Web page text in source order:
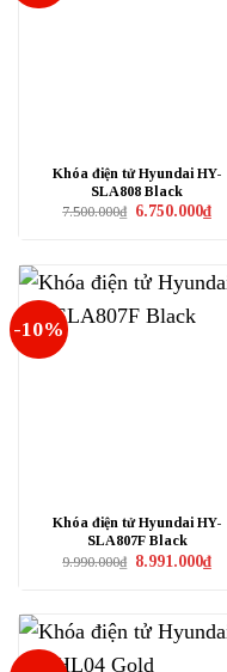
Khóa điện tử Hyundai HY-
SLA808 Black
7.500.000₫ Giá
6.750.000₫Giá
hiện
-10%
Khóa điện tử Hyundai HY-
SLA807F Black
9.990.000₫ Giá
8.991.000₫Giá
hiện